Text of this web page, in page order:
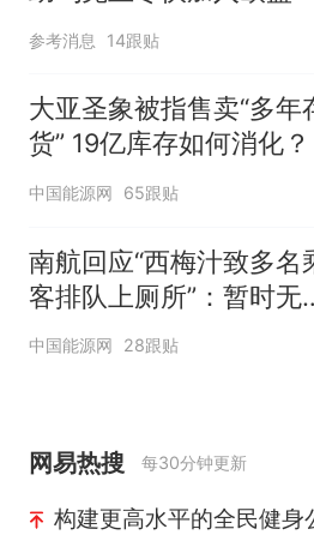
参考消息 14跟贴
大亚圣象被指售卖“多年
货” 19亿库存如何消化？
中国能源网 65跟贴
南航回应“西梅汁致多名
客排队上厕所”：暂时无
核查是否发放西梅汁
中国能源网 28跟贴
网易热搜 每30分钟更新
构建更高水平的全民健身